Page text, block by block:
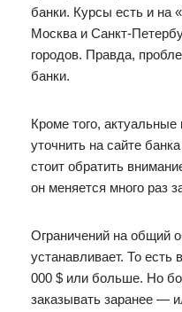
банки. Курсы есть и на
Москва и Санкт-
городов. Правда,
банки.
Кроме того,
уточнить на сайте
стоит обратить
он меняется много раз
Ограничений на общий
устанавливает. То
000 $ или больше. Но
заказывать заранее —